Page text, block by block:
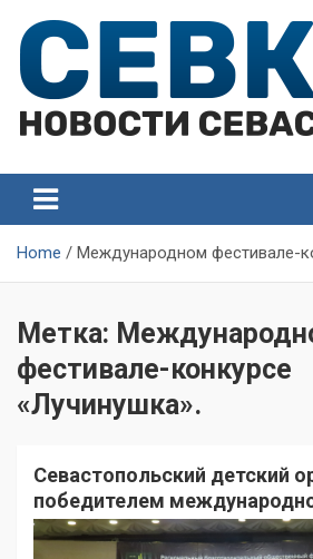
content
Севастополя
Севастополя
Home Международном фестивале-
Метка:
фестивале-конкурсе
«Лучинушка».
Севастопольский детский
победителем